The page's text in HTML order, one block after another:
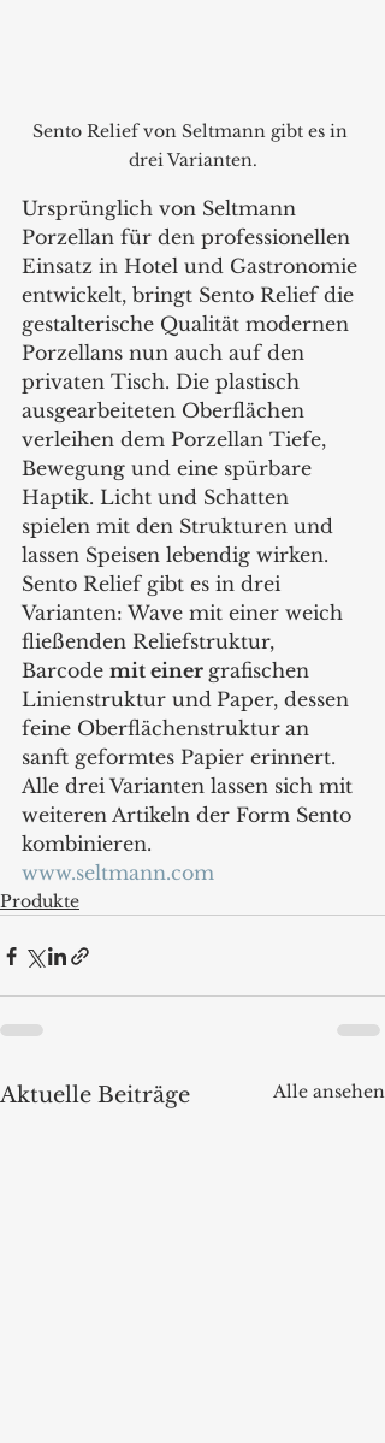
Sento Relief von Seltmann gibt es in
drei Varianten.
Ursprünglich von Seltmann
Porzellan für den professionellen
Einsatz in Hotel und Gastronomie
entwickelt, bringt Sento Relief die
gestalterische Qualität modernen
Porzellans nun auch auf den
privaten Tisch. Die plastisch
ausgearbeiteten Oberflächen
verleihen dem Porzellan Tiefe,
Bewegung und eine spürbare
Haptik. Licht und Schatten
spielen mit den Strukturen und
lassen Speisen lebendig wirken.
Sento Relief gibt es in drei
Varianten: Wave mit einer weich
fließenden Reliefstruktur,
Barcode mit einer grafischen
Linienstruktur und Paper, dessen
feine Oberflächenstruktur an
sanft geformtes Papier erinnert.
Alle drei Varianten lassen sich mit
weiteren Artikeln der Form Sento
kombinieren.
www.seltmann.com
Produkte
Aktuelle Beiträge Alle ansehen